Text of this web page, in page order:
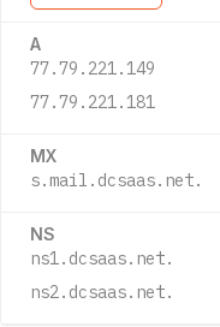
A
77.79.221.149
77.79.221.181
MX
s.mail.dcsaas.net.
NS
ns1.dcsaas.net.
ns2.dcsaas.net.